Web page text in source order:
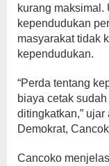
kurang
kependudukan
masyarakat tidak
kependudukan.
“Perda tentang
biaya cetak
ditingkatkan,”
Demokrat,
Cancoko